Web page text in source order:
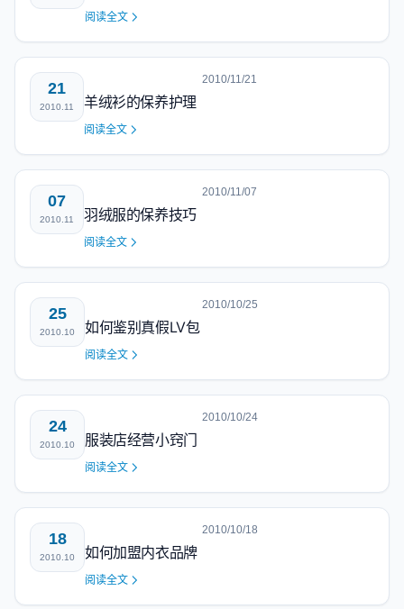
阅读全文
21
2010.11
2010/11/21
羊绒衫的保养护理
阅读全文
07
2010.11
2010/11/07
羽绒服的保养技巧
阅读全文
25
2010.10
2010/10/25
如何鉴别真假LV包
阅读全文
24
2010.10
2010/10/24
服装店经营小窍门
阅读全文
18
2010.10
2010/10/18
如何加盟内衣品牌
阅读全文